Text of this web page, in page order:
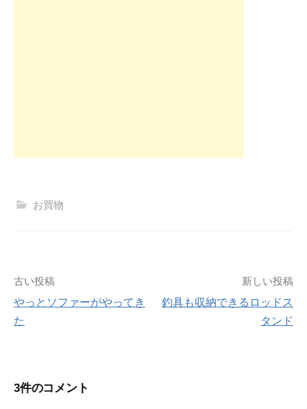
お買物
投
稿
ビ
古い投稿
やっとソファーがやってき
た
新しい投稿
釣具も収納できるロッドス
タンド
3件のコメント